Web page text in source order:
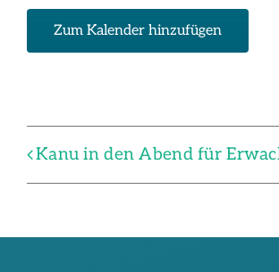
Zum Kalender hinzufügen
Kanu in den Abend für